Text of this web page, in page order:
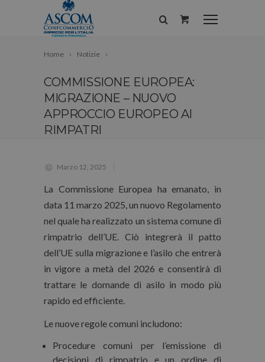
Home Notizie
COMMISSIONE EUROPEA:
MIGRAZIONE – NUOVO
APPROCCIO EUROPEO AI
RIMPATRI
Marzo 12, 2025
La Commissione Europea ha emanato, in
data 11 marzo 2025, un nuovo Regolamento
nel quale ha realizzato un sistema comune di
rimpatrio dell’UE. Ciò integrerà il patto
dell’UE sulla migrazione e l’asilo che entrerà
in vigore a metà del 2026 e consentirà di
trattare le domande di asilo in modo più
rapido ed efficiente.
Le nuove regole comuni includono:
Procedure comuni per l’emissione di
decisioni di rimpatrio e un ordine di